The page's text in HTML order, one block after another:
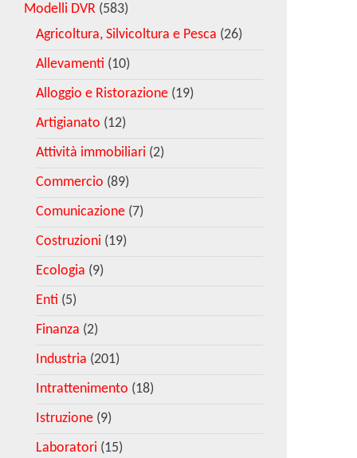
Modelli DVR (583)
Agricoltura, Silvicoltura e Pesca (26)
Allevamenti (10)
Alloggio e Ristorazione (19)
Artigianato (12)
Attività immobiliari (2)
Commercio (89)
Comunicazione (7)
Costruzioni (19)
Ecologia (9)
Enti (5)
Finanza (2)
Industria (201)
Intrattenimento (18)
Istruzione (9)
Laboratori (15)